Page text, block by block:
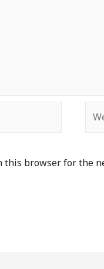
this browser for the